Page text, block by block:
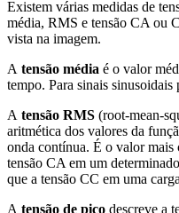
Existem várias medidas de
média, RMS e tensão CA ou
vista na imagem.
A tensão média é o valor
tempo. Para sinais sinusoidais
A tensão RMS (root-mean-
aritmética dos valores da
onda contínua. É o valor mais
tensão CA em um
que a tensão CC em uma
A tensão de pico descreve a